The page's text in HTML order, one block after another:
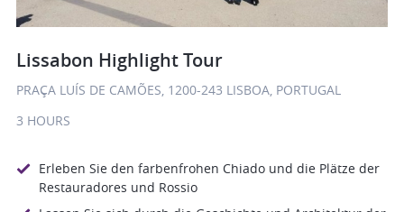
Lissabon Highlight Tour
PRAÇA LUÍS DE CAMÕES, 1200-243 LISBOA, PORTUGAL
3 HOURS
Erleben Sie den farbenfrohen Chiado und die Plätze der
Restauradores und Rossio